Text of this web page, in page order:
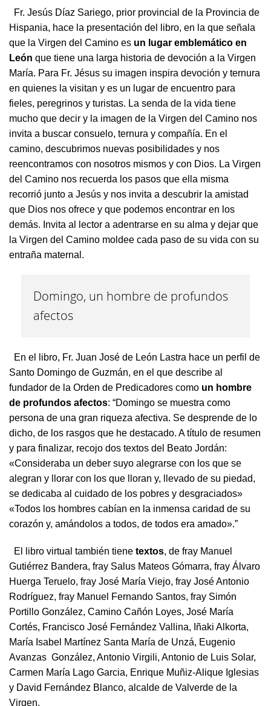
Fr. Jesús Díaz Sariego, prior provincial de la Provincia de
Hispania, hace la presentación del libro, en la que señala
que la Virgen del Camino es un lugar emblemático en
León que tiene una larga historia de devoción a la Virgen
María. Para Fr. Jésus su imagen inspira devoción y ternura
en quienes la visitan y es un lugar de encuentro para
fieles, peregrinos y turistas. La senda de la vida tiene
mucho que decir y la imagen de la Virgen del Camino nos
invita a buscar consuelo, ternura y compañía. En el
camino, descubrimos nuevas posibilidades y nos
reencontramos con nosotros mismos y con Dios. La Virgen
del Camino nos recuerda los pasos que ella misma
recorrió junto a Jesús y nos invita a descubrir la amistad
que Dios nos ofrece y que podemos encontrar en los
demás. Invita al lector a adentrarse en su alma y dejar que
la Virgen del Camino moldee cada paso de su vida con su
entraña maternal.
Domingo, un hombre de profundos
afectos
En el libro, Fr. Juan José de León Lastra hace un perfil de
Santo Domingo de Guzmán, en el que describe al
fundador de la Orden de Predicadores como un hombre
de profundos afectos: “Domingo se muestra como
persona de una gran riqueza afectiva. Se desprende de lo
dicho, de los rasgos que he destacado. A título de resumen
y para finalizar, recojo dos textos del Beato Jordán:
«Consideraba un deber suyo alegrarse con los que se
alegran y llorar con los que lloran y, llevado de su piedad,
se dedicaba al cuidado de los pobres y desgraciados»
«Todos los hombres cabían en la inmensa caridad de su
corazón y, amándolos a todos, de todos era amado».”
El libro virtual también tiene textos, de fray Manuel
Gutiérrez Bandera, fray Salus Mateos Gómarra, fray Álvaro
Huerga Teruelo, fray José María Viejo, fray José Antonio
Rodríguez, fray Manuel Fernando Santos, fray Simón
Portillo González, Camino Cañón Loyes, José María
Cortés, Francisco José Fernández Vallina, Iñaki Alkorta,
María Isabel Martínez Santa María de Unzá, Eugenio
Avanzas González, Antonio Virgili, Antonio de Luis Solar,
Carmen María Lago Garcia, Enrique Muñiz-Alique Iglesias
y David Fernández Blanco, alcalde de Valverde de la
Virgen.